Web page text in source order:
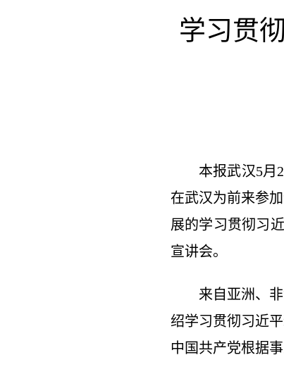
学习贯
本报武汉5月
在武汉为前来参
展的学习贯彻习
宣讲会。
来自亚洲、
绍学习贯彻习近
中国共产党根据